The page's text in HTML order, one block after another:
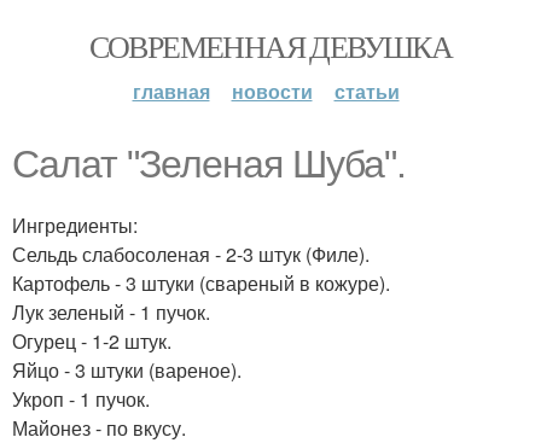
СОВРЕМЕННАЯ ДЕВУШКА
главная новости статьи
Салат "Зеленая Шуба".
Ингредиенты:
Сельдь слабосоленая - 2-3 штук (Филе).
Картофель - 3 штуки (свареный в кожуре).
Лук зеленый - 1 пучок.
Огурец - 1-2 штук.
Яйцо - 3 штуки (вареное).
Укроп - 1 пучок.
Майонез - по вкусу.